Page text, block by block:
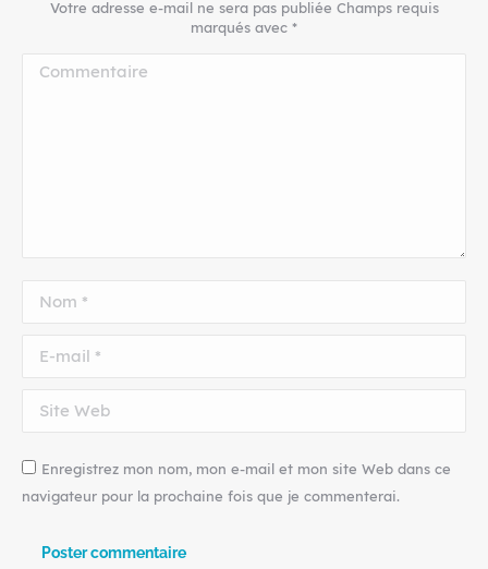
Votre adresse e-mail ne sera pas publiée Champs requis
marqués avec *
Commentaire
Nom *
E-mail *
Site Web
Enregistrez mon nom, mon e-mail et mon site Web dans ce
navigateur pour la prochaine fois que je commenterai.
Poster commentaire